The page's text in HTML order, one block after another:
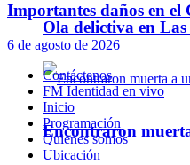
Ola delictiva en
Encontraron
Importantes daños en
6 de agosto de 2026
Contáctenos
FM Identidad en vivo
Inicio
Programación
Quienes somos
Ubicación